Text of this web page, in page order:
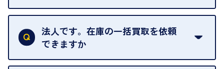
はい。1点でもお伺いします。
法人です。在庫の一括買取を依頼
できますか
はい。喜んで承ります。出張買取をご利用くださ